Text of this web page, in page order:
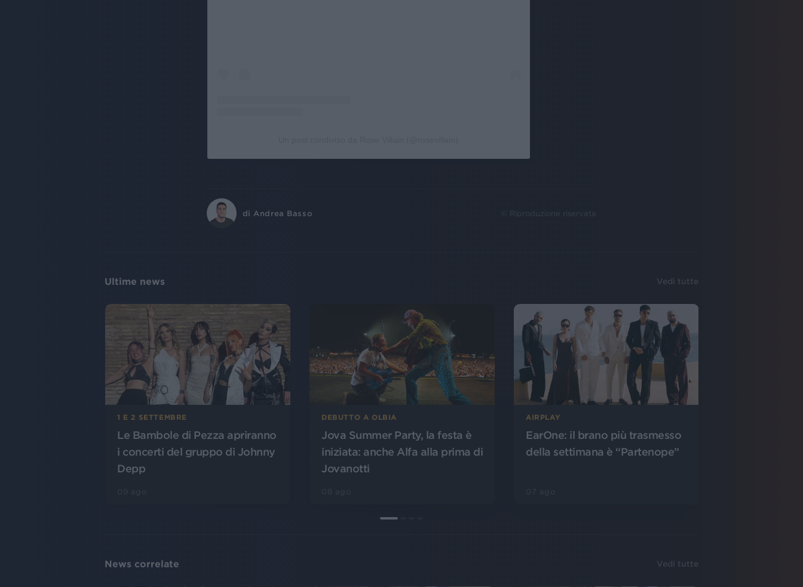
di Andrea Basso © Riproduzione riservata
Ultime news Vedi tutte
1 E 2 SETTEMBRE
Le Bambole di Pezza apriranno
i concerti del gruppo di Johnny
Depp
DEBUTTO A OLBIA
Jova Summer Party, la festa è
iniziata: anche Alfa alla prima di
Jovanotti
AIRPLAY
EarOne: il brano più trasmesso
della settimana è “Partenope”
News correlate Vedi tutte